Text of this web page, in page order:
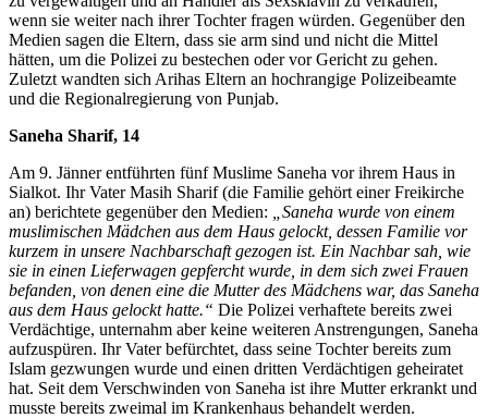
wenn sie weiter nach ihrer Tochter fragen würden. Gegenüber den
Medien sagen die Eltern, dass sie arm sind und nicht die Mittel
hätten, um die Polizei zu bestechen oder vor Gericht zu gehen.
Zuletzt wandten sich Arihas Eltern an hochrangige Polizeibeamte
und die Regionalregierung von Punjab.
Saneha Sharif, 14
Am 9. Jänner entführten fünf Muslime Saneha vor ihrem Haus in
Sialkot. Ihr Vater Masih Sharif (die Familie gehört einer Freikirche
an) berichtete gegenüber den Medien: „Saneha wurde von einem
muslimischen Mädchen aus dem Haus gelockt, dessen Familie vor
kurzem in unsere Nachbarschaft gezogen ist. Ein Nachbar sah, wie
sie in einen Lieferwagen gepfercht wurde, in dem sich zwei Frauen
befanden, von denen eine die Mutter des Mädchens war, das Saneha
aus dem Haus gelockt hatte.“ Die Polizei verhaftete bereits zwei
Verdächtige, unternahm aber keine weiteren Anstrengungen, Saneha
aufzuspüren. Ihr Vater befürchtet, dass seine Tochter bereits zum
Islam gezwungen wurde und einen dritten Verdächtigen geheiratet
hat. Seit dem Verschwinden von Saneha ist ihre Mutter erkrankt und
musste bereits zweimal im Krankenhaus behandelt werden.